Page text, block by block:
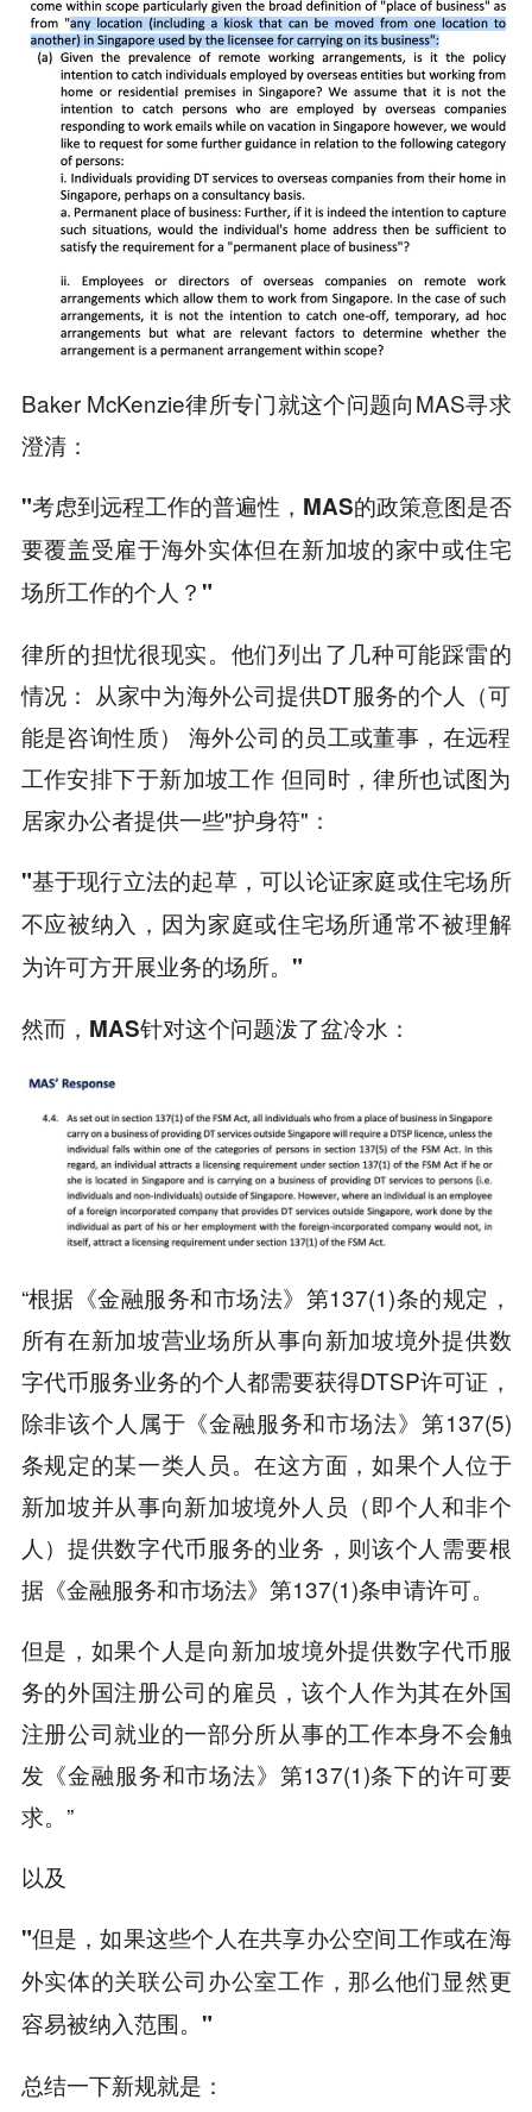
Baker McKenzie律所专门就这个问题向MAS寻求
澄清：
"考虑到远程工作的普遍性，MAS的政策意图是否
要覆盖受雇于海外实体但在新加坡的家中或住宅
场所工作的个人？"
律所的担忧很现实。他们列出了几种可能踩雷的
情况： 从家中为海外公司提供DT服务的个人（可
能是咨询性质） 海外公司的员工或董事，在远程
工作安排下于新加坡工作 但同时，律所也试图为
居家办公者提供一些"护身符"：
"基于现行立法的起草，可以论证家庭或住宅场所
不应被纳入，因为家庭或住宅场所通常不被理解
为许可方开展业务的场所。"
然而，MAS针对这个问题泼了盆冷水：
“根据《金融服务和市场法》第137(1)条的规定，
所有在新加坡营业场所从事向新加坡境外提供数
字代币服务业务的个人都需要获得DTSP许可证，
除非该个人属于《金融服务和市场法》第137(5)
条规定的某一类人员。在这方面，如果个人位于
新加坡并从事向新加坡境外人员（即个人和非个
人）提供数字代币服务的业务，则该个人需要根
据《金融服务和市场法》第137(1)条申请许可。
但是，如果个人是向新加坡境外提供数字代币服
务的外国注册公司的雇员，该个人作为其在外国
注册公司就业的一部分所从事的工作本身不会触
发《金融服务和市场法》第137(1)条下的许可要
求。”
以及
"但是，如果这些个人在共享办公空间工作或在海
外实体的关联公司办公室工作，那么他们显然更
容易被纳入范围。"
总结一下新规就是：